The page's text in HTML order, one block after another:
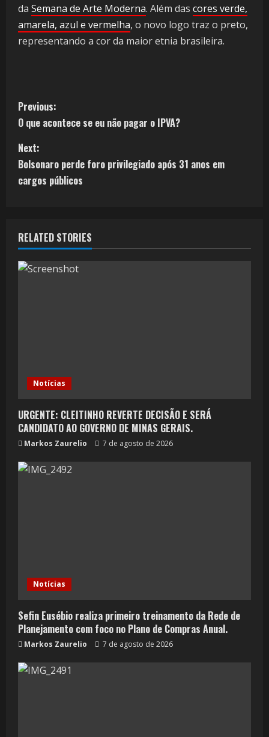
da Semana de Arte Moderna. Além das cores verde,
amarela, azul e vermelha, o novo logo traz o preto,
representando a cor da maior etnia brasileira.
Previous:
O que acontece se eu não pagar o IPVA?
Next:
Bolsonaro perde foro privilegiado após 31 anos em
cargos públicos
RELATED STORIES
Notícias
URGENTE: CLEITINHO REVERTE DECISÃO E SERÁ
CANDIDATO AO GOVERNO DE MINAS GERAIS.
Markos Zaurelio 7 de agosto de 2026
Notícias
Sefin Eusébio realiza primeiro treinamento da Rede de
Planejamento com foco no Plano de Compras Anual.
Markos Zaurelio 7 de agosto de 2026